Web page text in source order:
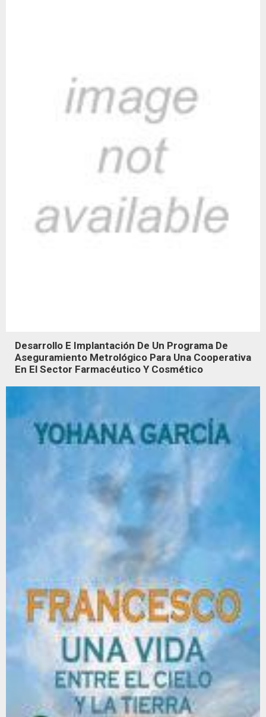
Desarrollo E Implantación De Un Programa De
Aseguramiento Metrológico Para Una Cooperativa
En El Sector Farmacéutico Y Cosmético